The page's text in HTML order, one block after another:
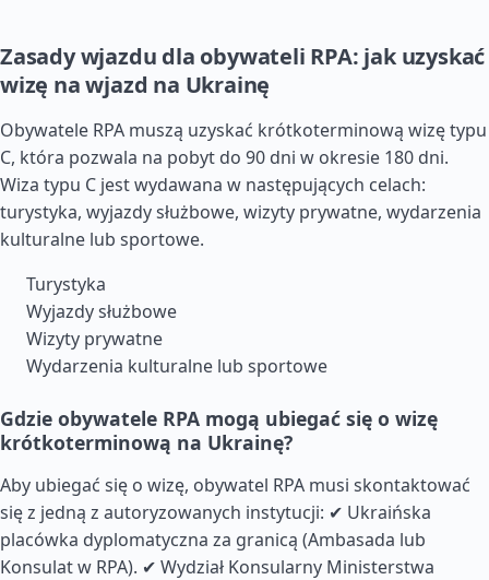
Zasady wjazdu dla obywateli RPA: jak uzyskać
wizę na wjazd na Ukrainę
Obywatele RPA muszą uzyskać krótkoterminową wizę typu
C, która pozwala na pobyt do 90 dni w okresie 180 dni.
Wiza typu C jest wydawana w następujących celach:
turystyka, wyjazdy służbowe, wizyty prywatne, wydarzenia
kulturalne lub sportowe.
Turystyka
Wyjazdy służbowe
Wizyty prywatne
Wydarzenia kulturalne lub sportowe
Gdzie obywatele RPA mogą ubiegać się o wizę
krótkoterminową na Ukrainę?
Aby ubiegać się o wizę, obywatel RPA musi skontaktować
się z jedną z autoryzowanych instytucji: ✔ Ukraińska
placówka dyplomatyczna za granicą (Ambasada lub
Konsulat w RPA). ✔ Wydział Konsularny Ministerstwa